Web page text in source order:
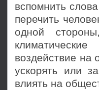
вспомнить
перечить
одной
воздействие на
ускорять или
влиять на